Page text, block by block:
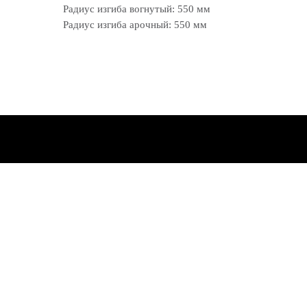
Радиус изгиба вогнутый: 550 мм
Радиус изгиба арочный: 550 мм